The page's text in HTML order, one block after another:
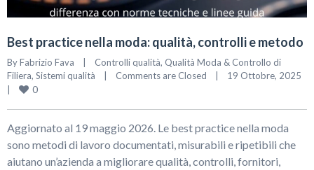
Best practice nella moda: qualità, controlli e metodo
By Fabrizio Fava | Controlli qualità, Qualità Moda & Controllo di
Filiera, Sistemi qualità | Comments are Closed |
|
0
Aggiornato al 19 maggio 2026. Le best practice nella moda
sono metodi di lavoro documentati, misurabili e ripetibili che
aiutano un’azienda a migliorare qualità, controlli, fornitori,